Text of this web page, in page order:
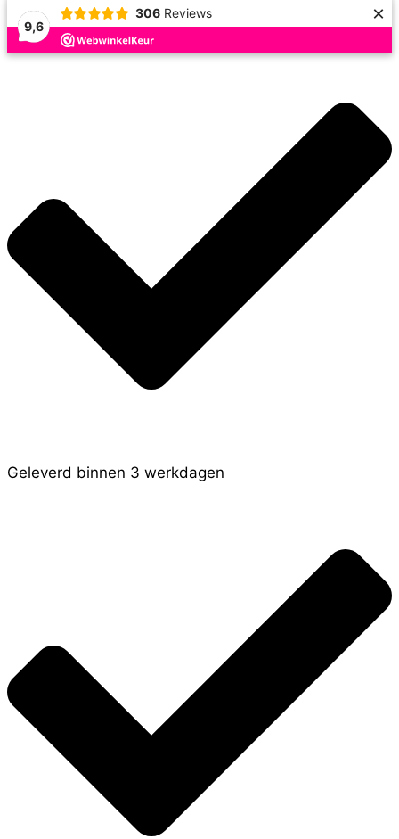
9,6
306 Reviews ×
Geleverd binnen 3 werkdagen